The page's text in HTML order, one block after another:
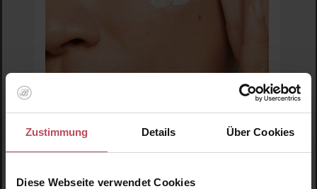
Zustimmung Details Über Cookies
Diese Webseite verwendet Cookies
SK-II
Pitera Bestseller Trial Kit